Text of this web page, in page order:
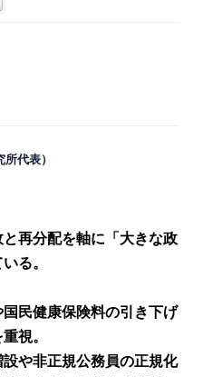
代表）
と再分配を軸に「大きな政
る。
国民健康保険料の引き下げ
視。
設や非正規公務員の正規化